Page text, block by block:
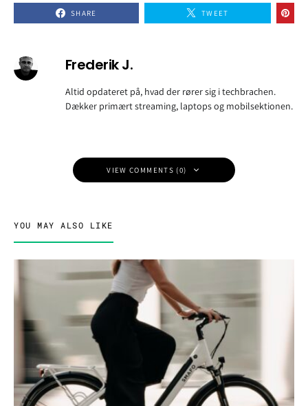
SHARE TWEET
Frederik J.
Altid opdateret på, hvad der rører sig i techbrachen.
Dækker primært streaming, laptops og mobilsektionen.
VIEW COMMENTS (0)
YOU MAY ALSO LIKE